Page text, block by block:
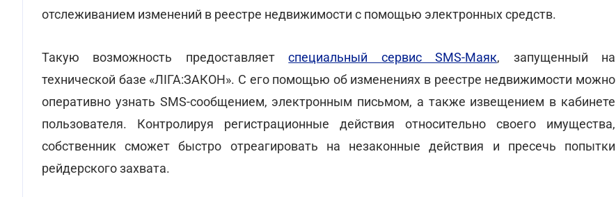
отслеживанием изменений в реестре недвижимости с помощью электронных средств.
Такую возможность предоставляетспециальный сервис SMS-Маяк, запущенный на
технической базе «ЛІГА:ЗАКОН». С его помощью об изменениях в реестре недвижимости можно
оперативно узнать SMS-сообщением, электронным письмом, а также извещением в кабинете
пользователя. Контролируя регистрационные действия относительно своего имущества,
собственник сможет быстро отреагировать на незаконные действия и пресечь попытки
рейдерского захвата.